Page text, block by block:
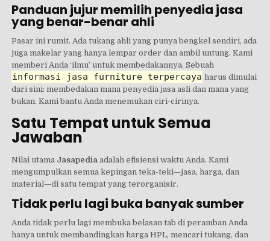
Panduan jujur memilih penyedia jasa
yang benar-benar ahli
Pasar ini rumit. Ada tukang ahli yang punya bengkel sendiri, ada
juga makelar yang hanya lempar order dan ambil untung. Kami
memberi Anda ‘ilmu’ untuk membedakannya. Sebuah
informasi jasa furniture terpercaya harus dimulai
dari sini: membedakan mana penyedia jasa asli dan mana yang
bukan. Kami bantu Anda menemukan ciri-cirinya.
Satu Tempat untuk Semua
Jawaban
Nilai utama Jasapedia adalah efisiensi waktu Anda. Kami
mengumpulkan semua kepingan teka-teki—jasa, harga, dan
material—di satu tempat yang terorganisir.
Tidak perlu lagi buka banyak sumber
Anda tidak perlu lagi membuka belasan tab di peramban Anda
hanya untuk membandingkan harga HPL, mencari tukang, dan